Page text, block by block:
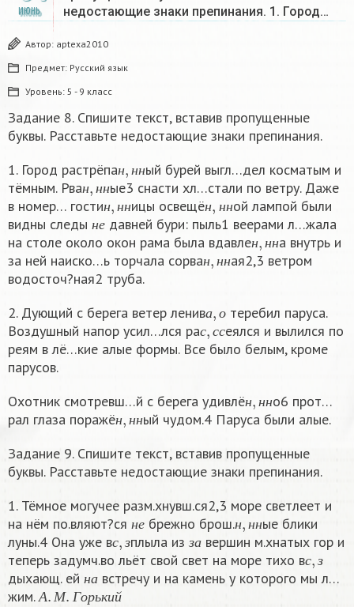
ИЮНЬ
недостающие знаки препинания. 1. Город…
Автор: aptexa2010
Предмет: Русский язык
Уровень: 5 - 9 класс
Задание 8. Спишите текст, вставив пропущенные
буквы. Расставьте недостающие знаки препинания.
1. Город растрёпа н нн ый бурей выгл…дел косматым и
тёмным. Рва н нн
н,нн ые3 снасти хл…стали по ветру. Даже
в номер… гости н нн
н,нн ицы освещён н н
н,нной лампой были
видны следы
н е
не давней бури: пыль1 веерами л…жала
на столе около окон рама была вдавлен нн
н,нн а внутрь и
за ней наиско…ь торчала сорва н нн
н,нн ая2,3 ветром
водосточ?ная2 труба.
2. Дующий с берега ветер ленива о
теребил паруса.
Воздушный напор усил…лся ра с сс
с,ссеялся и вылился по
реям в лё…кие алые формы. Все было белым, кроме
парусов.
Охотник смотревш…й с берега удивлён нн о6 прот…
рал глаза поражён нн
н,нн ый чудом.4 Паруса были алые.
Задание 9. Спишите текст, вставив пропущенные
буквы. Расставьте недостающие знаки препинания.
1. Тёмное могучее разм.хнувш.ся2,3 море светлеет и
на нём по.вляют?ся
н е
не брежно брош.н нн
н,нн ые блики
луны.4 Она уже вс з
с,з плыла изза
з а вершин м.хнатых гор и
теперь задумч.во льёт свой свет на море тихо вс з
с ,з
дыхающ. ей н а
на встречу и на камень у которого мы л…
жим.А М Г о р ьки й
А.М.Горьк ий